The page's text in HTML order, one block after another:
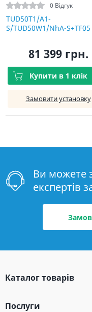
0 Відгук
TUD50T1/A1-
S/TUD50W1/NhA-S+TF05
81 399 грн.
Купити в 1 клік
Замовити установку
Ви можете
експертів
Каталог товарів
Послуги